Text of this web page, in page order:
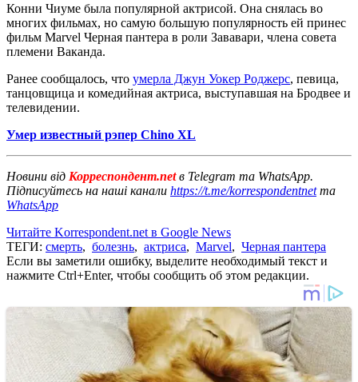
Конни Чиуме была популярной актрисой. Она снялась во
многих фильмах, но самую большую популярность ей принес
фильм Marvel Черная пантера в роли Зававари, члена совета
племени Ваканда.
Ранее сообщалось, что умерла Джун Уокер Роджерс, певица,
танцовщица и комедийная актриса, выступавшая на Бродвее и
телевидении.
Умер известный рэпер Chino XL
Новини від Корреспондент.netв Telegram та WhatsApp.
Підписуйтесь на наші канали https://t.me/korrespondentnetта
WhatsApp
Читайте Korrespondent.net в Google News
ТЕГИ: смерть, болезнь, актриса, Marvel, Черная пантера
Если вы заметили ошибку, выделите необходимый текст и
нажмите Ctrl+Enter, чтобы сообщить об этом редакции.